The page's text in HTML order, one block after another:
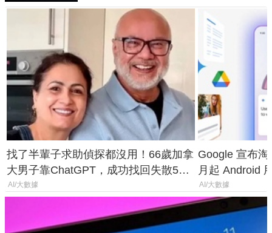
找了半輩子求助偵探都沒用！66歲加拿
大男子靠ChatGPT，成功找回失散50
年家人
AI/大數據
Google 宣布
月起 Android
AI/大數據